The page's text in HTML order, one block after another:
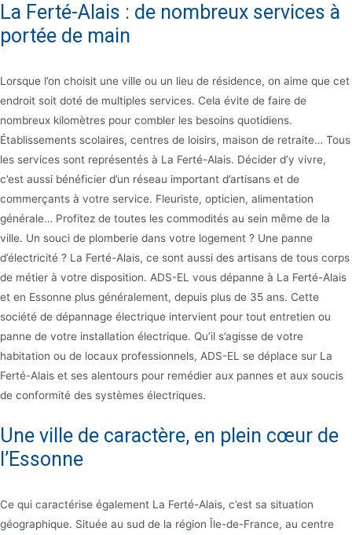
La Ferté-Alais : de nombreux services à
portée de main
Lorsque l’on choisit une ville ou un lieu de résidence, on aime que cet
endroit soit doté de multiples services. Cela évite de faire de
nombreux kilomètres pour combler les besoins quotidiens.
Établissements scolaires, centres de loisirs, maison de retraite… Tous
les services sont représentés à La Ferté-Alais. Décider d’y vivre,
c’est aussi bénéficier d’un réseau important d’artisans et de
commerçants à votre service. Fleuriste, opticien, alimentation
générale… Profitez de toutes les commodités au sein même de la
ville. Un souci de plomberie dans votre logement ? Une panne
d’électricité ? La Ferté-Alais, ce sont aussi des artisans de tous corps
de métier à votre disposition. ADS-EL vous dépanne à La Ferté-Alais
et en Essonne plus généralement, depuis plus de 35 ans. Cette
société de dépannage électrique intervient pour tout entretien ou
panne de votre installation électrique. Qu’il s’agisse de votre
habitation ou de locaux professionnels, ADS-EL se déplace sur La
Ferté-Alais et ses alentours pour remédier aux pannes et aux soucis
de conformité des systèmes électriques.
Une ville de caractère, en plein cœur de
l’Essonne
Ce qui caractérise également La Ferté-Alais, c’est sa situation
géographique. Située au sud de la région Île-de-France, au centre